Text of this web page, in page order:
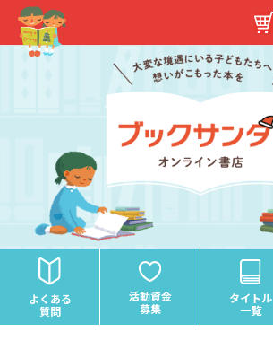
容
よくある
質問
活動資金
募集
タイトル
一覧